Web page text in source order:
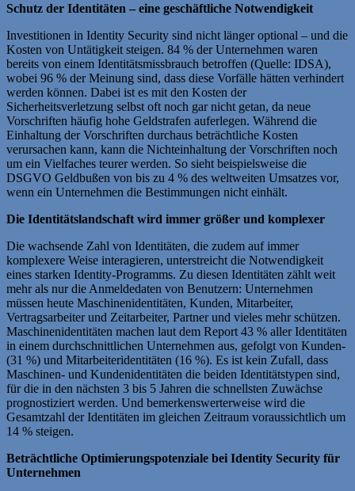
Schutz der Identitäten – eine geschäftliche Notwendigkeit
Investitionen in Identity Security sind nicht länger optional – und die
Kosten von Untätigkeit steigen. 84 % der Unternehmen waren
bereits von einem Identitätsmissbrauch betroffen (Quelle: IDSA),
wobei 96 % der Meinung sind, dass diese Vorfälle hätten verhindert
werden können. Dabei ist es mit den Kosten der
Sicherheitsverletzung selbst oft noch gar nicht getan, da neue
Vorschriften häufig hohe Geldstrafen auferlegen. Während die
Einhaltung der Vorschriften durchaus beträchtliche Kosten
verursachen kann, kann die Nichteinhaltung der Vorschriften noch
um ein Vielfaches teurer werden. So sieht beispielsweise die
DSGVO Geldbußen von bis zu 4 % des weltweiten Umsatzes vor,
wenn ein Unternehmen die Bestimmungen nicht einhält.
Die Identitätslandschaft wird immer größer und komplexer
Die wachsende Zahl von Identitäten, die zudem auf immer
komplexere Weise interagieren, unterstreicht die Notwendigkeit
eines starken Identity-Programms. Zu diesen Identitäten zählt weit
mehr als nur die Anmeldedaten von Benutzern: Unternehmen
müssen heute Maschinenidentitäten, Kunden, Mitarbeiter,
Vertragsarbeiter und Zeitarbeiter, Partner und vieles mehr schützen.
Maschinenidentitäten machen laut dem Report 43 % aller Identitäten
in einem durchschnittlichen Unternehmen aus, gefolgt von Kunden-
(31 %) und Mitarbeiteridentitäten (16 %). Es ist kein Zufall, dass
Maschinen- und Kundenidentitäten die beiden Identitätstypen sind,
für die in den nächsten 3 bis 5 Jahren die schnellsten Zuwächse
prognostiziert werden. Und bemerkenswerterweise wird die
Gesamtzahl der Identitäten im gleichen Zeitraum voraussichtlich um
14 % steigen.
Beträchtliche Optimierungspotenziale bei Identity Security für
Unternehmen